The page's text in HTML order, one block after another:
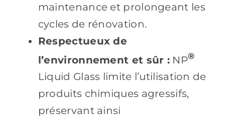
maintenance et prolongeant les
cycles de rénovation.
Respectueux de
l’environnement et sûr : NP®
Liquid Glass limite l’utilisation de
produits chimiques agressifs,
préservant ainsi